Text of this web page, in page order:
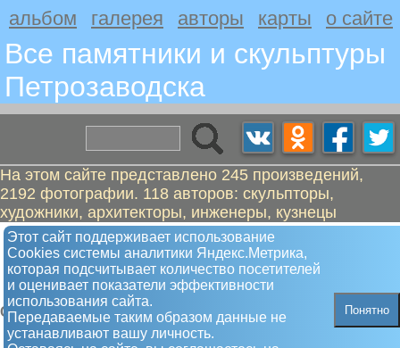
альбом галерея авторы карты о сайте
Все памятники и скульптуры
Петрозаводскa
На этом сайте представлено 245 произведений,
2192 фотографии. 118 авторов: скульпторы,
художники, архитекторы, инженеры, кузнецы
Этот сайт поддерживает использование
Сookies системы аналитики Яндекс.Метрика,
которая подсчитывает количество посетителей
и оценивает показатели эффективности
использования сайта.
Передаваемые таким образом данные не
устанавливают вашу личность.
Понятно
Авангард - судостроительный
завод. Стела - памятный знак в
честь основания завода
Стела